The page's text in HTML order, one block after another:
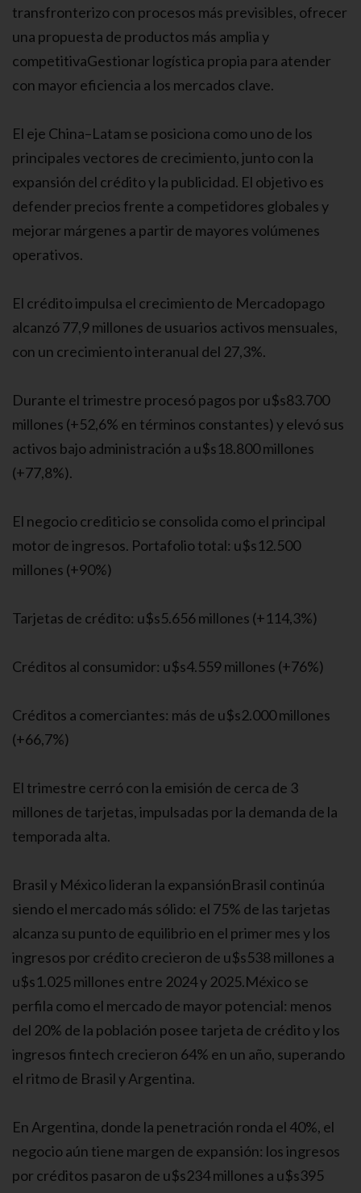
transfronterizo con procesos más previsibles, ofrecer
una propuesta de productos más amplia y
competitivaGestionar logística propia para atender
con mayor eficiencia a los mercados clave.
El eje China–Latam se posiciona como uno de los
principales vectores de crecimiento, junto con la
expansión del crédito y la publicidad. El objetivo es
defender precios frente a competidores globales y
mejorar márgenes a partir de mayores volúmenes
operativos.
El crédito impulsa el crecimiento de Mercadopago
alcanzó 77,9 millones de usuarios activos mensuales,
con un crecimiento interanual del 27,3%.
Durante el trimestre procesó pagos por u$s83.700
millones (+52,6% en términos constantes) y elevó sus
activos bajo administración a u$s18.800 millones
(+77,8%).
El negocio crediticio se consolida como el principal
motor de ingresos. Portafolio total: u$s12.500
millones (+90%)
Tarjetas de crédito: u$s5.656 millones (+114,3%)
Créditos al consumidor: u$s4.559 millones (+76%)
Créditos a comerciantes: más de u$s2.000 millones
(+66,7%)
El trimestre cerró con la emisión de cerca de 3
millones de tarjetas, impulsadas por la demanda de la
temporada alta.
Brasil y México lideran la expansiónBrasil continúa
siendo el mercado más sólido: el 75% de las tarjetas
alcanza su punto de equilibrio en el primer mes y los
ingresos por crédito crecieron de u$s538 millones a
u$s1.025 millones entre 2024 y 2025.México se
perfila como el mercado de mayor potencial: menos
del 20% de la población posee tarjeta de crédito y los
ingresos fintech crecieron 64% en un año, superando
el ritmo de Brasil y Argentina.
En Argentina, donde la penetración ronda el 40%, el
negocio aún tiene margen de expansión: los ingresos
por créditos pasaron de u$s234 millones a u$s395